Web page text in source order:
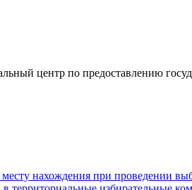
центр по предоставлению
нахождения при проведении